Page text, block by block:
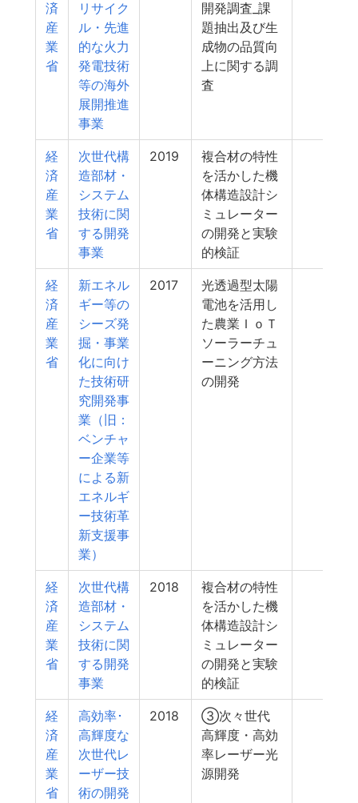
済
産
業
省
リサイク
ル・先進
的な火力
発電技術
等の海外
展開推進
事業
開発調査_課
題抽出及び生
成物の品質向
上に関する調
査
経
済
産
業
省
次世代構
造部材・
システム
技術に関
する開発
事業
2019
複合材の特性
を活かした機
体構造設計シ
ミュレーター
の開発と実験
的検証
経
済
産
業
省
新エネル
ギー等の
シーズ発
掘・事業
化に向け
た技術研
究開発事
業（旧：
ベンチャ
ー企業等
による新
エネルギ
ー技術革
新支援事
業）
2017
光透過型太陽
電池を活用し
た農業ＩｏＴ
ソーラーチュ
ーニング方法
の開発
経
済
産
業
省
次世代構
造部材・
システム
技術に関
する開発
事業
2018
複合材の特性
を活かした機
体構造設計シ
ミュレーター
の開発と実験
的検証
経
済
産
業
省
高効率･
高輝度な
次世代レ
ーザー技
術の開発
2018
③次々世代
高輝度・高効
率レーザー光
源開発